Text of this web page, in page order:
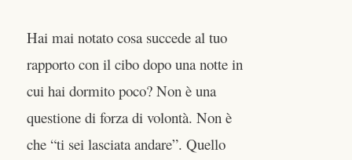
Hai mai notato cosa succede al tuo
rapporto con il cibo dopo una notte in
cui hai dormito poco? Non è una
questione di forza di volontà. Non è
che “ti sei lasciata andare”. Quello